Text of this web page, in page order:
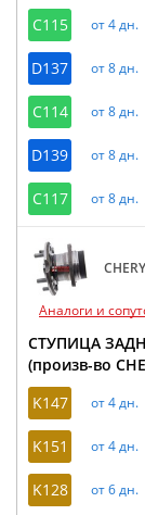
C115 от 4 дн.
D137 от 8 дн.
C114 от 8 дн.
D139 от 8 дн.
C117 от 8 дн.
CHERY
Аналоги и
СТУПИЦА
(произв-во
K147
от 4 дн.
K151 от 4 дн.
K128 от 6 дн.